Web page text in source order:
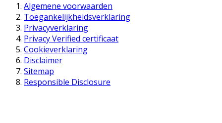
Algemene voorwaarden
Toegankelijkheidsverklaring
Privacyverklaring
Privacy Verified certificaat
Cookieverklaring
Disclaimer
Sitemap
Responsible Disclosure